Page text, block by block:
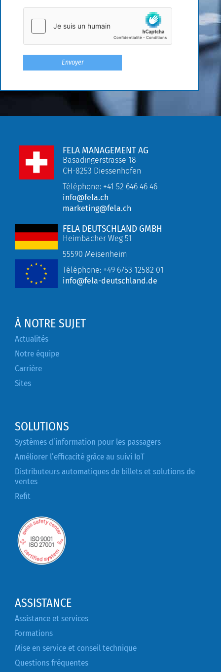
FELA MANAGEMENT AG
Basadingerstrasse 18
CH-8253 Diessenhofen
Téléphone: +41 52 646 46 46
info@fela.ch
marketing@fela.ch
FELA DEUTSCHLAND GMBH
Heimbacher Weg 51
55590 Meisenheim
Téléphone: +49 6753 12582 01
info@fela-deutschland.de
À NOTRE SUJET
Actualités
Notre équipe
Carrière
Sites
SOLUTIONS
Systèmes d’information pour les passagers
Améliorer l’efficacité grâce au suivi IoT
Distributeurs automatiques de billets et solutions de
ventes
Refit
ASSISTANCE
Assistance et services
Formations
Mise en service et conseil technique
Questions fréquentes